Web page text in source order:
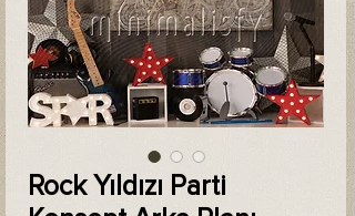
Rock Yıldızı Parti